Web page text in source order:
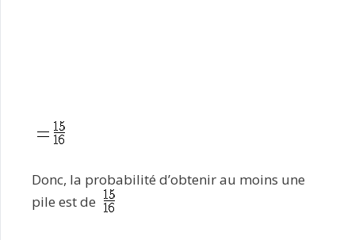
Donc, la probabilité d’obtenir au moins une
pile est de